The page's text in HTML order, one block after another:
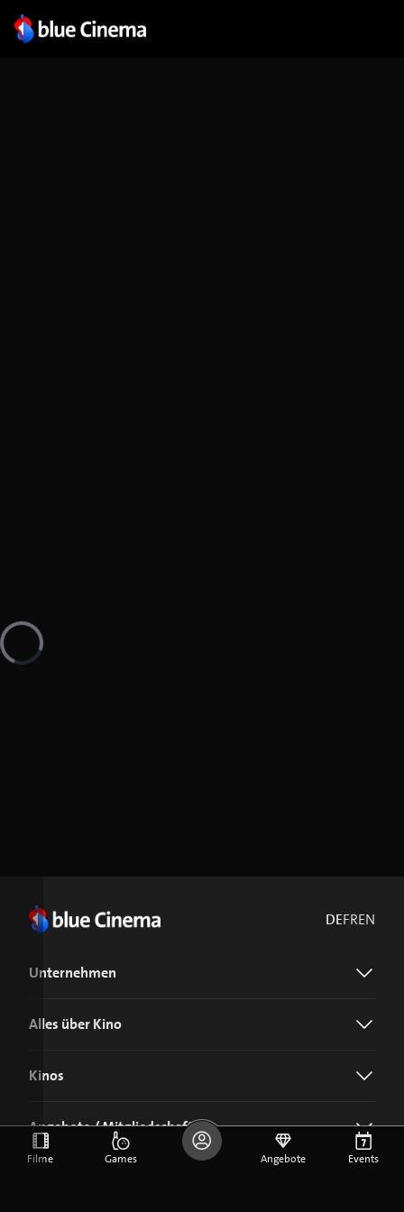
DEFREN
Unternehmen
Alles über Kino
Kinos
Angebote / Mitgliedschaft
Filme Games Angebote Events